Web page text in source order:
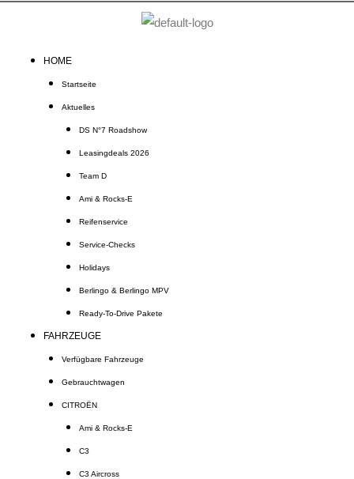
HOME
Startseite
Aktuelles
DS N°7 Roadshow
Leasingdeals 2026
Team D
Ami & Rocks-E
Reifenservice
Service-Checks
Holidays
Berlingo & Berlingo MPV
Ready-To-Drive Pakete
FAHRZEUGE
Verfügbare Fahrzeuge
Gebrauchtwagen
CITROËN
Ami & Rocks-E
C3
C3 Aircross